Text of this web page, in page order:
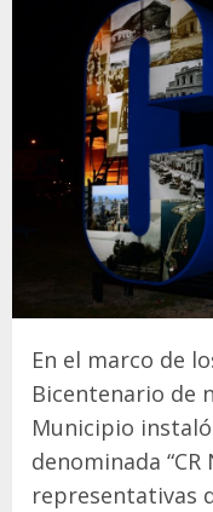
En el marco de
Bicentenario de
Municipio
denominada
representativas